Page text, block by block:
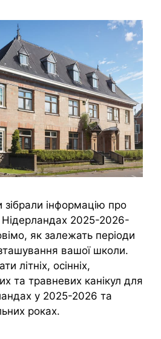
зібрали інформацію про
Нідерландах 2025-2026-
як залежать періоди
вашої школи.
літніх, осінніх,
та травневих канікул для
у 2025-2026 та
роках.